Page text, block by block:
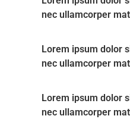
nec ullamcorper
Lorem ipsum dolor
nec ullamcorper
Lorem ipsum dolor
nec ullamcorper